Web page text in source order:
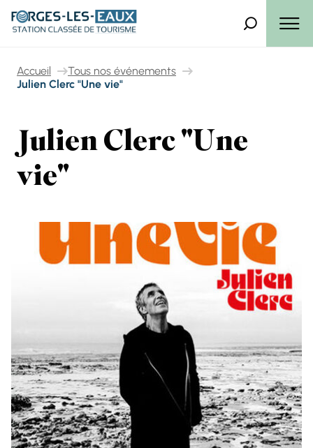
Que
Accueil
Tous nos événements
Julien Clerc "Une vie"
Julien Clerc "Une
vie"
Panneau de gestion des cookies